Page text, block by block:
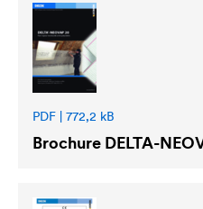
PDF | 772,2 kB
Brochure DELTA-